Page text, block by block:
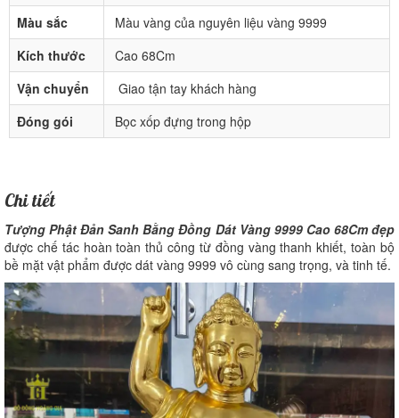
Màu sắc
Màu vàng của nguyên liệu vàng 9999
Kích thước
Cao 68Cm
Vận chuyển
Giao tận tay khách hàng
Đóng gói
Bọc xốp đựng trong hộp
Chi tiết
Tượng Phật Đản Sanh Bằng Đồng Dát Vàng 9999 Cao 68Cm đẹp
được chế tác hoàn toàn thủ công từ đồng vàng thanh khiết, toàn bộ
bề mặt vật phẩm được dát vàng 9999 vô cùng sang trọng, và tinh tế.